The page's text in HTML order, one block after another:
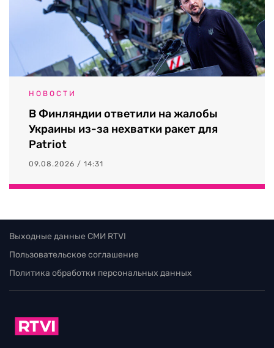
НОВОСТИ
В Финляндии ответили на жалобы
Украины из-за нехватки ракет для
Patriot
09.08.2026 / 14:31
Выходные данные СМИ RTVI
Пользовательское соглашение
Политика обработки персональных данных